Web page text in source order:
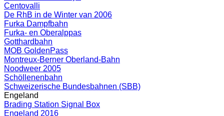
Centovalli
De RhB in de Winter van 2006
Furka Dampfbahn
Furka- en Oberalppas
Gotthardbahn
MOB GoldenPass
Montreux-Berner Oberland-Bahn
Noodweer 2005
Schöllenenbahn
Schweizerische Bundesbahnen (SBB)
Engeland
Brading Station Signal Box
Engeland 2016